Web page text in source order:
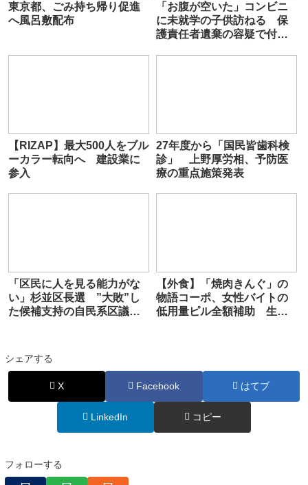
東京都、ごみ持ち帰り促進
へ風呂敷配布
「お腹が空いた」コンビニ
に未就学の子供訪ねる 保
護責任者遺棄の容疑で付き
【RIZAP】最大500人をブル
ーカラー転向へ 建設業に
参入
27年度から「国民皆歯科検
診」 上野厚労相、予防医
療の重点施策発表
「区民に人を見る能力がな
い」杉並区長選 ”大敗”し
た候補支持の自民系区議の
【外食】「焼肉きんぐ」の
物語コーポ、女性バイトの
低用量ピル全額補助 生理
シェアする
X Facebook はてブ
LinkedIn コピー
フォローする